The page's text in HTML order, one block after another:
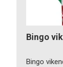
Bingo
Bingo